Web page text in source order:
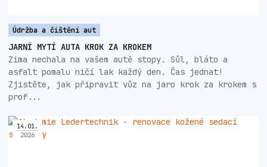
Údržba a čištění aut
JARNÍ MYTÍ AUTA KROK ZA KROKEM
Zima nechala na vašem autě stopy. Sůl, bláto a
asfalt pomalu ničí lak každý den. Čas jednat!
Zjistěte, jak připravit vůz na jaro krok za krokem s
prof...
14 . 01.
2026